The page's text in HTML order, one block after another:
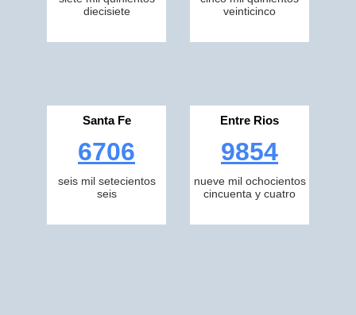
diecisiete
veinticinco
Santa Fe
6706
seis mil setecientos
seis
Entre Rios
9854
nueve mil ochocientos
cincuenta y cuatro